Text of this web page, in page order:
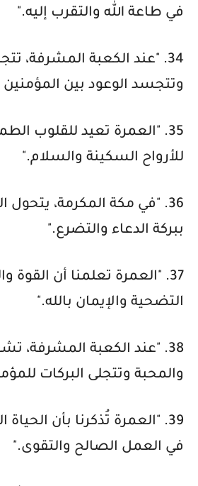
في طاعة الله والتقرب إليه."
34. "عند الكعبة المشرفة،
وتتجسد الوعود بين
35. "العمرة تعيد للقلوب
للأرواح السكينة والسلام."
36. "في مكة المكرمة، يتحول
ببركة الدعاء والتضرع."
37. "العمرة تعلمنا أن القوة
التضحية والإيمان بالله."
38. "عند الكعبة المشرفة،
والمحبة وتتجلى البركات
39. "العمرة تُذكرنا بأن
في العمل الصالح والتقوى."